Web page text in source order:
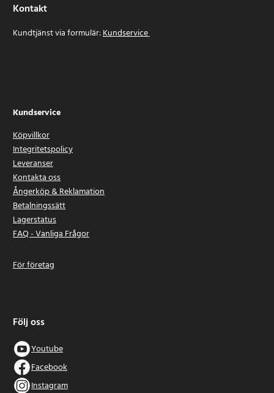
Kontakt
Kundtjänst via formulär:Kundservice
Kundservice
Köpvillkor
Integritetspolicy
Leveranser
Kontakta oss
Ångerköp & Reklamation
Betalningssätt
Lagerstatus
FAQ - Vanliga Frågor
För företag
Följ oss
Youtube
Facebook
Instagram